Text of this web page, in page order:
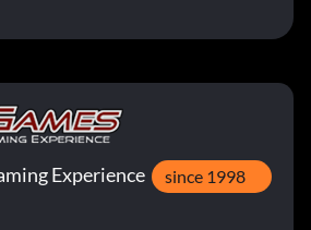
Experience since 1998